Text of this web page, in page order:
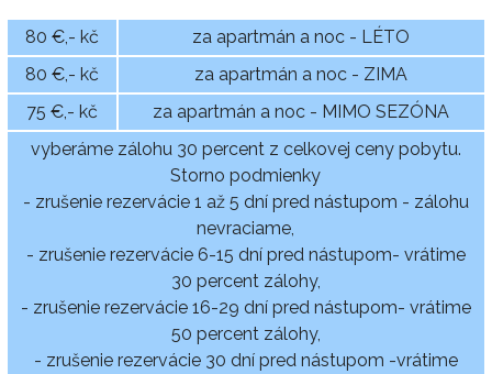
80 €,- kč
za apartmán a noc - LÉTO
80 €,- kč
za apartmán a noc - ZIMA
75 €,- kč
za apartmán a noc - MIMO SEZÓNA
vyberáme zálohu 30 percent z celkovej ceny pobytu.
Storno podmienky
- zrušenie rezervácie 1 až 5 dní pred nástupom - zálohu
nevraciame,
- zrušenie rezervácie 6-15 dní pred nástupom- vrátime
30 percent zálohy,
- zrušenie rezervácie 16-29 dní pred nástupom- vrátime
50 percent zálohy,
- zrušenie rezervácie 30 dní pred nástupom -vrátime